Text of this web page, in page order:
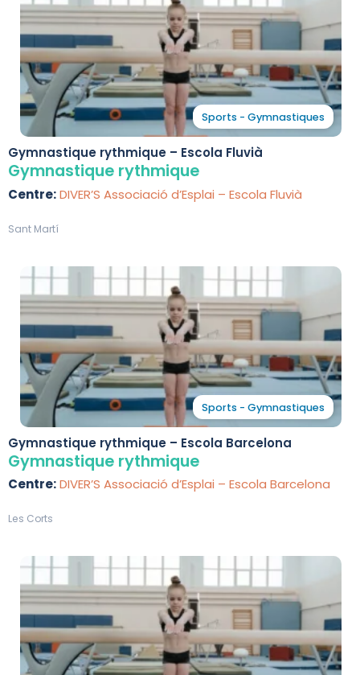
Sports - Gymnastiques
Gymnastique rythmique – Escola Fluvià
Gymnastique rythmique
Centre:DIVER’S Associació d’Esplai – Escola Fluvià
Sant Martí
Sports - Gymnastiques
Gymnastique rythmique – Escola Barcelona
Gymnastique rythmique
Centre:DIVER’S Associació d’Esplai – Escola Barcelona
Les Corts